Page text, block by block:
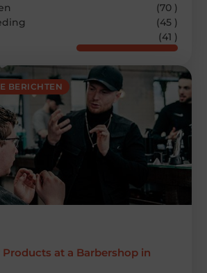
BERICHTEN
Products at a Barbershop in
(70 )
(45 )
(41 )